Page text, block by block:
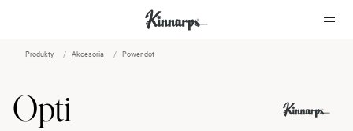
Produkty Akcesoria Power dot
Opti